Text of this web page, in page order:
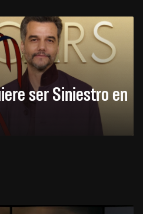
ser Siniestro en